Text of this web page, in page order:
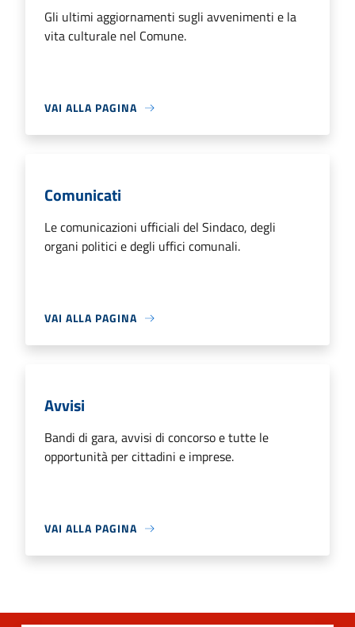
Gli ultimi aggiornamenti sugli avvenimenti e la
vita culturale nel Comune.
VAI ALLA PAGINA
Comunicati
Le comunicazioni ufficiali del Sindaco, degli
organi politici e degli uffici comunali.
VAI ALLA PAGINA
Avvisi
Bandi di gara, avvisi di concorso e tutte le
opportunità per cittadini e imprese.
VAI ALLA PAGINA